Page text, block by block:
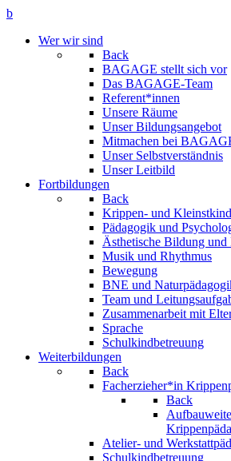
b
Wer wir sind
Back
BAGAGE stellt sich vor
Das BAGAGE-Team
Referent*innen
Unsere Räume
Unser Bildungsangebot
Mitmachen bei
Unser Selbstverständnis
Unser Leitbild
Fortbildungen
Back
Krippen- und
Pädagogik und
Ästhetische Bildung
Musik und Rhythmus
Bewegung
BNE und
Team und
Zusammenarbeit mit
Sprache
Schulkindbetreuung
Weiterbildungen
Back
Facherzieher*in
Back
Atelier- und
Schulkindbetreuung